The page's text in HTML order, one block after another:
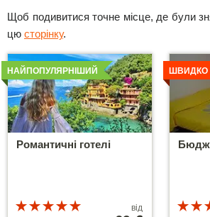
Щоб подивитися точне місце, де були
цю сторінку.
Романтичні готелі
НАЙПОПУЛЯРНІШИЙ
від
Детальніше
ШВИДКО